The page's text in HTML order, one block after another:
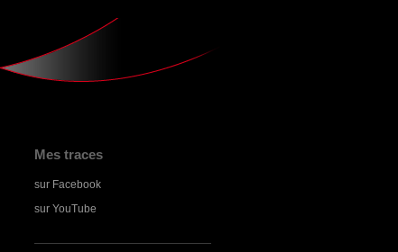
Mes traces
sur Facebook
sur YouTube